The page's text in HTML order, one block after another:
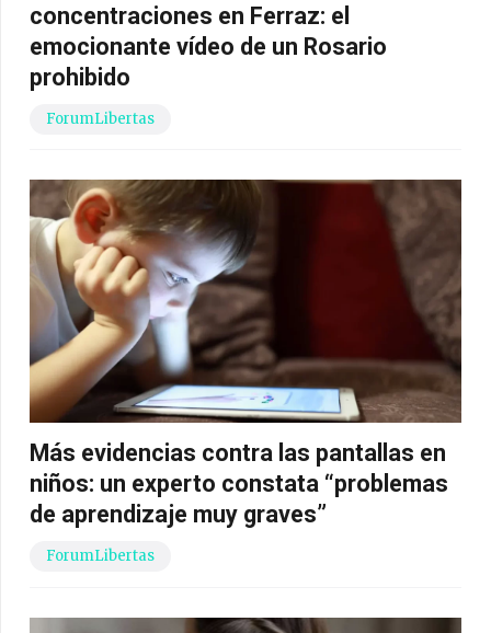
concentraciones en Ferraz: el
emocionante vídeo de un Rosario
prohibido
ForumLibertas
Más evidencias contra las pantallas en
niños: un experto constata “problemas
de aprendizaje muy graves”
ForumLibertas